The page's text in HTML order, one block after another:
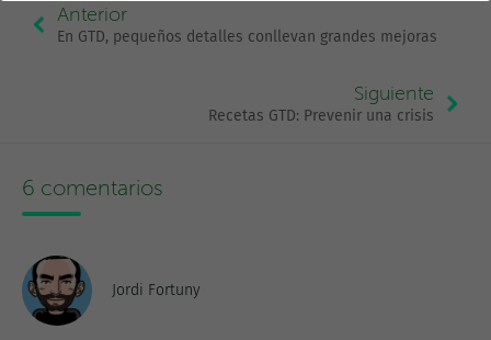
Anterior
En GTD, pequeños detalles conllevan grandes mejoras
Siguiente
Recetas GTD: Prevenir una crisis
6 comentarios
Jordi Fortuny